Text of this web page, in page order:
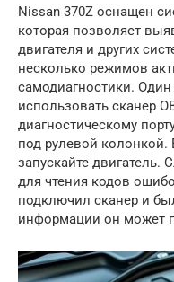
Nissan 370Z оснащен
которая позволяет
двигателя и других
несколько режимов
самодиагностики.
использовать сканер
диагностическому
под рулевой колонкой.
запускайте двигатель.
для чтения кодов
подключил сканер и
информации он может